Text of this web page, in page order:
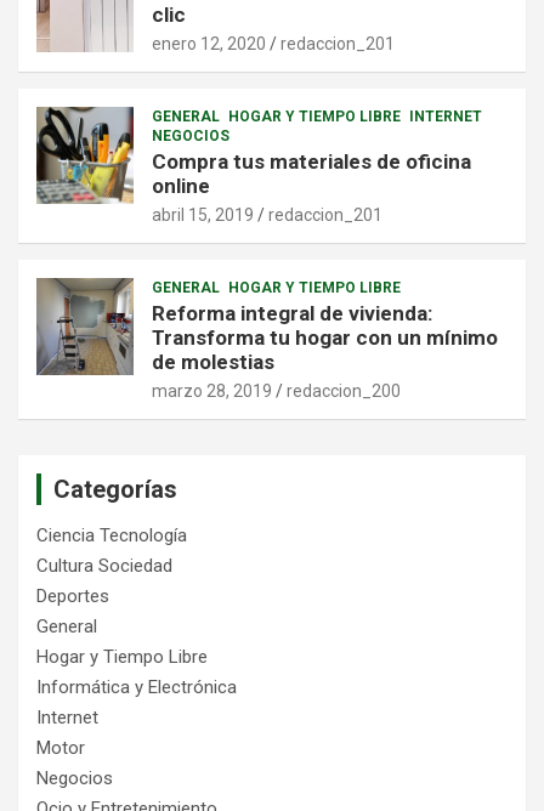
clic
enero 12, 2020 redaccion_201
GENERAL HOGAR Y TIEMPO LIBRE INTERNET
NEGOCIOS
Compra tus materiales de oficina
online
abril 15, 2019 redaccion_201
GENERAL HOGAR Y TIEMPO LIBRE
Reforma integral de vivienda:
Transforma tu hogar con un mínimo
de molestias
marzo 28, 2019 redaccion_200
Categorías
Ciencia Tecnología
Cultura Sociedad
Deportes
General
Hogar y Tiempo Libre
Informática y Electrónica
Internet
Motor
Negocios